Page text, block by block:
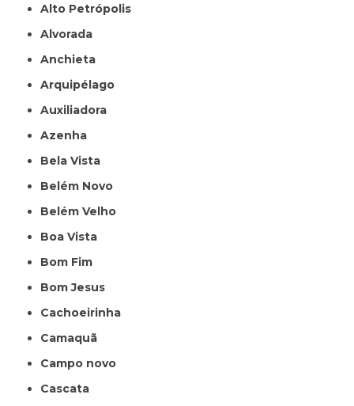
Alto Petrópolis
Alvorada
Anchieta
Arquipélago
Auxiliadora
Azenha
Bela Vista
Belém Novo
Belém Velho
Boa Vista
Bom Fim
Bom Jesus
Cachoeirinha
Camaquã
Campo novo
Cascata